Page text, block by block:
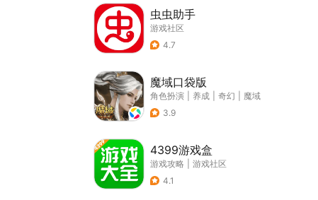
虫虫助手
游戏社区
4.7
魔域口袋版
角色扮演 养成 奇幻
魔域
3.9
4399游戏盒
游戏攻略
游戏社区
4.1